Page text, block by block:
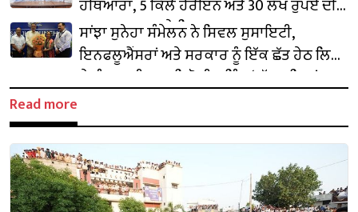
ਹਵਾਲਾ ਰਕਮ ਸਣੇ ਗ੍ਰਿਫ਼ਤਾਰ
ਸਾਂਝਾ ਸੁਨੇਹਾ ਸੰਮੇਲਨ ਨੇ ਸਿਵਲ ਸੁਸਾਇਟੀ,
ਇਨਫਲੂਐਂਸਰਾਂ ਅਤੇ ਸਰਕਾਰ ਨੂੰ ਇੱਕ ਛੱਤ ਹੇਠ ਲਿਆ
ਕੇ ਪੰਜਾਬ ਦੀ ਨਸ਼ਾ ਵਿਰੋਧੀ ਮੁਹਿੰਮ ‘ਯੁੱਧ ਨਸ਼ਿਆਂ
Read more